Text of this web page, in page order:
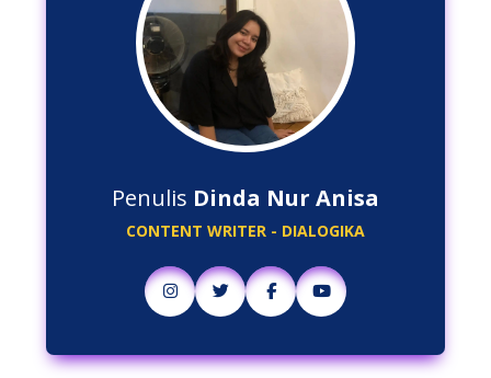
Penulis Dinda Nur Anisa
CONTENT WRITER - DIALOGIKA